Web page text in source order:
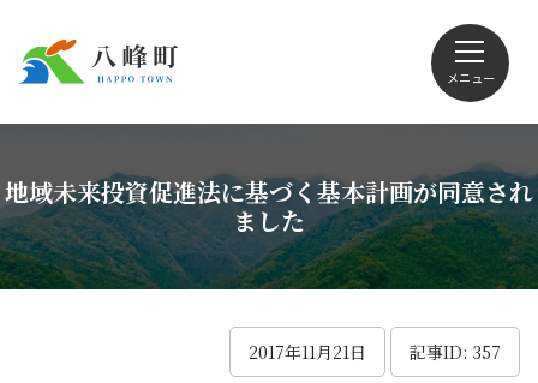
メニュー
Foreign language
地域未来投資促進法に基づく基本計画が同意され
ました
2017年11月21日 記事ID: 357